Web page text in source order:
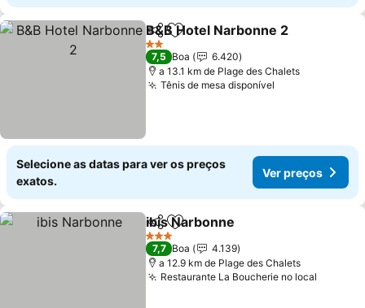
PartilharAdicionar aos favoritos
B&B Hotel Narbonne 2
2 Estrelas
7,5 Boa
6.420
a 13.1 km de Plage des Chalets
Tênis de mesa disponível
Selecione as datas para ver os preços
exatos.
Ver preços
PartilharAdicionar aos favoritos
ibis Narbonne
3 Estrelas
7,7 Boa
4.139
a 12.9 km de Plage des Chalets
Restaurante La Boucherie no local